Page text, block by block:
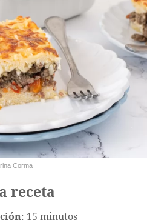
Corma
receta
: 15 minutos